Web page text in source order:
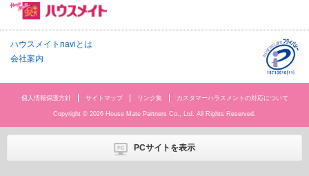
ハウスメイトnaviとは
会社案内
個人情報保護方針 サイトマップ リンク集 カスタマーハラスメントの対応について
Copyright © 2026 House Mate Partners Co., Ltd. All Rights Reserved.
PCサイトを表示